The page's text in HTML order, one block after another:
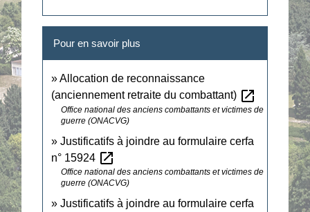
Pour en savoir plus
Allocation de reconnaissance
(anciennement retraite du combattant) open_in_new
Office national des anciens combattants et victimes de
guerre (ONACVG)
Justificatifs à joindre au formulaire cerfa
n° 15924 open_in_new
Office national des anciens combattants et victimes de
guerre (ONACVG)
Justificatifs à joindre au formulaire cerfa